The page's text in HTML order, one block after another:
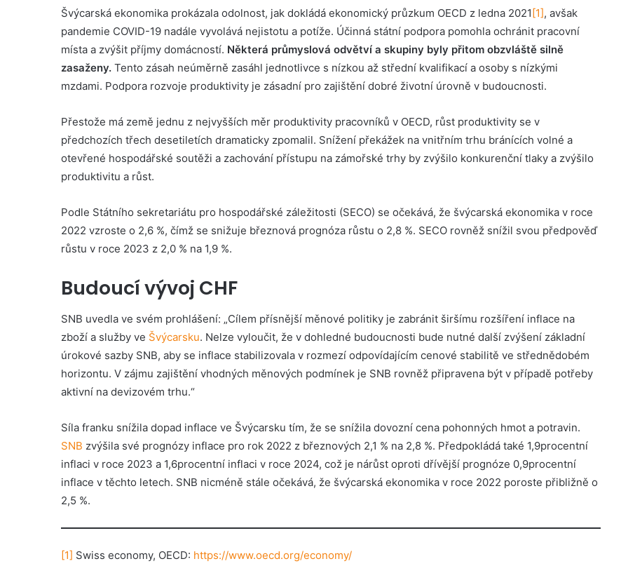
Švýcarská ekonomika prokázala odolnost, jak dokládá ekonomický průzkum OECD z ledna 2021 [1], avšak
pandemie COVID-19 nadále vyvolává nejistotu a potíže. Účinná státní podpora pomohla ochránit pracovní
místa a zvýšit příjmy domácností. Některá průmyslová odvětví a skupiny byly přitom obzvláště silně
zasaženy. Tento zásah neúměrně zasáhl jednotlivce s nízkou až střední kvalifikací a osoby s nízkými
mzdami. Podpora rozvoje produktivity je zásadní pro zajištění dobré životní úrovně v budoucnosti.
Přestože má země jednu z nejvyšších měr produktivity pracovníků v OECD, růst produktivity se v
předchozích třech desetiletích dramaticky zpomalil. Snížení překážek na vnitřním trhu bránících volné a
otevřené hospodářské soutěži a zachování přístupu na zámořské trhy by zvýšilo konkurenční tlaky a zvýšilo
produktivitu a růst.
Podle Státního sekretariátu pro hospodářské záležitosti (SECO) se očekává, že švýcarská ekonomika v roce
2022 vzroste o 2,6 %, čímž se snižuje březnová prognóza růstu o 2,8 %. SECO rovněž snížil svou předpověď
růstu v roce 2023 z 2,0 % na 1,9 %.
Budoucí vývoj CHF
SNB uvedla ve svém prohlášení: „Cílem přísnější měnové politiky je zabránit širšímu rozšíření inflace na
zboží a služby ve Švýcarsku. Nelze vyloučit, že v dohledné budoucnosti bude nutné další zvýšení základní
úrokové sazby SNB, aby se inflace stabilizovala v rozmezí odpovídajícím cenové stabilitě ve střednědobém
horizontu. V zájmu zajištění vhodných měnových podmínek je SNB rovněž připravena být v případě potřeby
aktivní na devizovém trhu.“
Síla franku snížila dopad inflace ve Švýcarsku tím, že se snížila dovozní cena pohonných hmot a potravin.
SNB zvýšila své prognózy inflace pro rok 2022 z březnových 2,1 % na 2,8 %. Předpokládá také 1,9procentní
inflaci v roce 2023 a 1,6procentní inflaci v roce 2024, což je nárůst oproti dřívější prognóze 0,9procentní
inflace v těchto letech. SNB nicméně stále očekává, že švýcarská ekonomika v roce 2022 poroste přibližně o
2,5 %.
[1] Swiss economy, OECD: https://www.oecd.org/economy/